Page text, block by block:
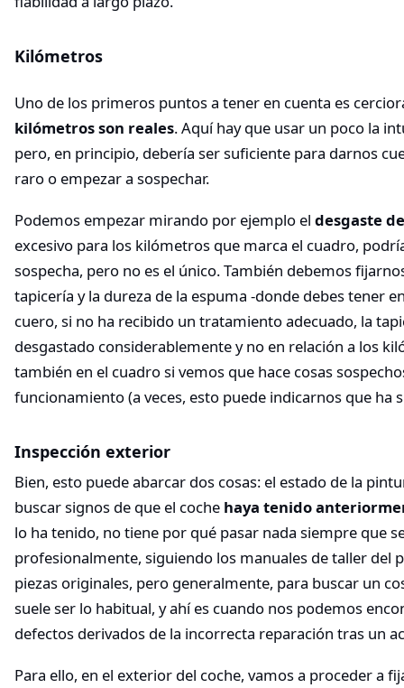
Kilómetros
Uno de los primeros puntos a tener en cuenta es
kilómetros son reales. Aquí hay que usar un poco la
pero, en principio, debería ser suficiente para darnos
raro o empezar a sospechar.
Podemos empezar mirando por ejemplo el desgaste
excesivo para los kilómetros que marca el cuadro,
sospecha, pero no es el único. También debemos
tapicería y la dureza de la espuma -donde debes tener
cuero, si no ha recibido un tratamiento adecuado, la
desgastado considerablemente y no en relación a los
también en el cuadro si vemos que hace cosas
funcionamiento (a veces, esto puede indicarnos que ha
Inspección exterior
Bien, esto puede abarcar dos cosas: el estado de la
buscar signos de que el coche haya tenido
lo ha tenido, no tiene por qué pasar nada siempre que
profesionalmente, siguiendo los manuales de taller del
piezas originales, pero generalmente, para buscar un
suele ser lo habitual, y ahí es cuando nos podemos
defectos derivados de la incorrecta reparación tras un
Para ello, en el exterior del coche, vamos a proceder a